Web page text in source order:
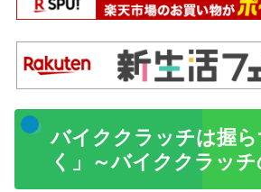
バイククラッチは握ら
く」～バイククラッ